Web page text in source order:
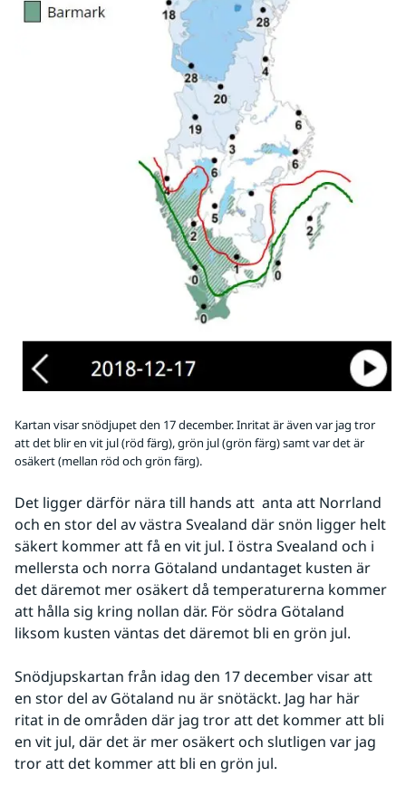
Kartan visar snödjupet den 17 december. Inritat är även var jag tror
att det blir en vit jul (röd färg), grön jul (grön färg) samt var det är
osäkert (mellan röd och grön färg).
Det ligger därför nära till hands att  anta att Norrland
och en stor del av västra Svealand där snön ligger helt
säkert kommer att få en vit jul. I östra Svealand och i
mellersta och norra Götaland undantaget kusten är
det däremot mer osäkert då temperaturerna kommer
att hålla sig kring nollan där. För södra Götaland
liksom kusten väntas det däremot bli en grön jul.
Snödjupskartan från idag den 17 december visar att
en stor del av Götaland nu är snötäckt. Jag har här
ritat in de områden där jag tror att det kommer att bli
en vit jul, där det är mer osäkert och slutligen var jag
tror att det kommer att bli en grön jul.